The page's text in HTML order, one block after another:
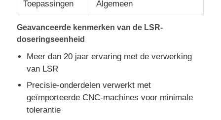
Silicone spuitgietmachine
LSR Doseersysteem
Overvormmachine
Toepassingen Algemeen
Geavanceerde kenmerken van de LSR-
doseringseenheid
Meer dan 20 jaar ervaring met de verwerking
van LSR
Precisie-onderdelen verwerkt met
geïmporteerde CNC-machines voor minimale
tolerantie